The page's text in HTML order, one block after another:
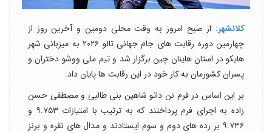
کلانشهر: از صبح امروز به وقت محلی دومین و آخرین روز از
چهارمین دوره رقابت های جام جهانی تالو ۲۰۲۶ به میزبانی شهر
هایکو در استان هاینان چین برگزار شد و تیم ملی ووشو دختران و
پسران کشورمان به کار خود در این رقابت ها پایان داد.
بر این اساس در فرم نن دائو شاهین بنی طالبی و مصطفی حسن
زاده به اجرای فرم پرداختند که به ترتیب با امتیازات ۹.۷۵۳ و
۹.۷۳۶ بر رده های دوم و سوم ایستادند و مدال های نقره و برنز